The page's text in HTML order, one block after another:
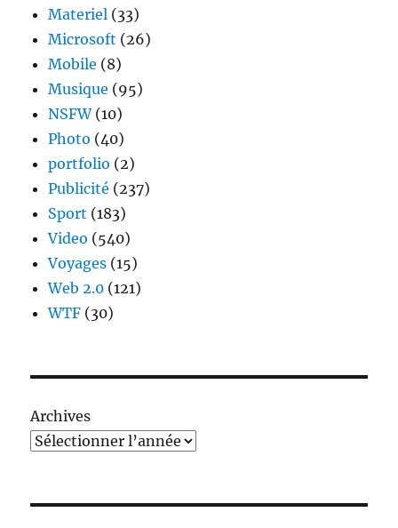
Materiel (33)
Microsoft (26)
Mobile (8)
Musique (95)
NSFW(10)
Photo (40)
portfolio (2)
Publicité (237)
Sport (183)
Video (540)
Voyages (15)
Web 2.0 (121)
WTF (30)
Archives